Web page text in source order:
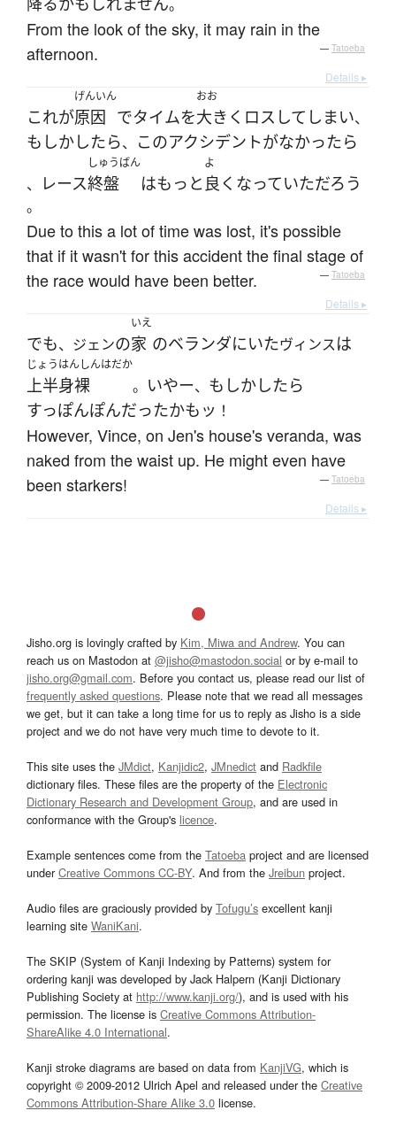
。
From the look of the sky, it may rain in the
afternoon.
— Tatoeba
Details ▸
これが
げんいん
原因 でタイムを
おお
大きく ロス して しまい、
もしかしたら、 このアクシデントがなかったら
、 レース
しゅうばん
終盤 はもっと
よ
良く なっていただろう
。
Due to this a lot of time was lost, it's possible
that if it wasn't for this accident the final stage of
the race would have been better.
— Tatoeba
Details ▸
でも、ジェンの
いえ
家 のベランダにいたヴィンスは
じょうはんしんはだか
上半身裸 。 いやー、 もしかしたら
すっぽんぽんだったかもッ ！
However, Vince, on Jen's house's veranda, was
naked from the waist up. He might even have
been starkers!
— Tatoeba
Details ▸
Jisho.org is lovingly crafted by Kim, Miwa and Andrew. You can
reach us on Mastodon at @jisho@mastodon.social or by e-mail to
jisho.org@gmail.com. Before you contact us, please read our list of
frequently asked questions. Please note that we read all messages
we get, but it can take a long time for us to reply as Jisho is a side
project and we do not have very much time to devote to it.
This site uses the JMdict, Kanjidic2, JMnedict and Radkfile
dictionary files. These files are the property of the Electronic
Dictionary Research and Development Group, and are used in
conformance with the Group's licence.
Example sentences come from the Tatoeba project and are licensed
underCreative Commons CC-BY. And from the Jreibun project.
Audio files are graciously provided by Tofugu’s excellent kanji
learning site WaniKani.
The SKIP (System of Kanji Indexing by Patterns) system for
ordering kanji was developed by Jack Halpern (Kanji Dictionary
Publishing Society at http://www.kanji.org/), and is used with his
permission. The license is Creative Commons Attribution-
ShareAlike 4.0 International.
Kanji stroke diagrams are based on data from KanjiVG, which is
copyright © 2009-2012 Ulrich Apel and released under the Creative
Commons Attribution-Share Alike 3.0 license.